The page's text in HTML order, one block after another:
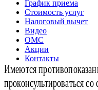
График приема
Стоимость услуг
Налоговый вычет
Видео
ОМС
Акции
Контакты
Имеются
проконсультироваться